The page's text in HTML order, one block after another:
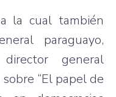
la cual también
paraguayo,
general
“El papel de